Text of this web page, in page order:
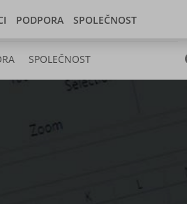
PODPORA SPOLEČNOSTCzech Republic
SPOLEČNOST